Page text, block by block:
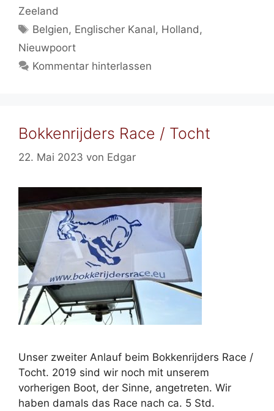
Zeeland
Schlagwörter
Belgien, Englischer Kanal, Holland,
Nieuwpoort
Kommentar hinterlassen
Bokkenrijders Race / Tocht
22. Mai 2023 von Edgar
Unser zweiter Anlauf beim Bokkenrijders Race /
Tocht. 2019 sind wir noch mit unserem
vorherigen Boot, der Sinne, angetreten. Wir
haben damals das Race nach ca. 5 Std.